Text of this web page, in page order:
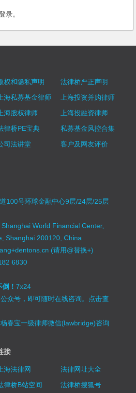
录。
权和隐私声明
法律桥严正声明
上海私募基金律师
上海投资并购律师
上海股权律师
上海投融资律师
律桥PE宝典
私募基金风控合集
司法讲堂
客户及网友评价
100号环球金融中心9层/24层/25层
World Financial Center,
Shanghai 200120, China
(请用@替换+)
6830
倒！7x24
众号，即可随时在线咨询。 点击查
春宝一级律师微信(lawbridge)咨询
接
上海法律网
法律网址大全
律桥B站空间 法律桥搜狐号